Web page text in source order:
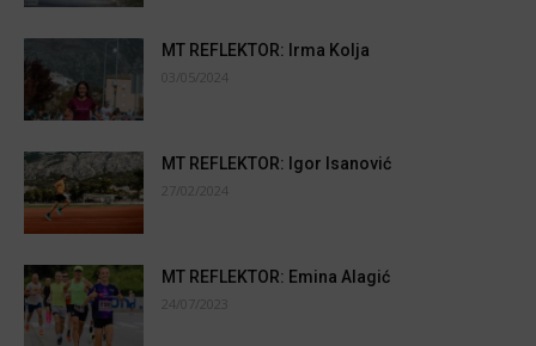
MT REFLEKTOR: Irma Kolja
03/05/2024
MT REFLEKTOR: Igor Isanović
27/02/2024
MT REFLEKTOR: Emina Alagić
24/07/2023